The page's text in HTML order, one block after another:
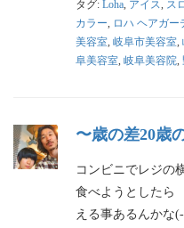
タグ: Loha アイス ス
カラー
ロハ ヘアガー
美容室 岐阜市美容室
阜美容室 岐阜美容院
〜歳の差20歳
コンビニでレジの
食べようとした
える事あるんか